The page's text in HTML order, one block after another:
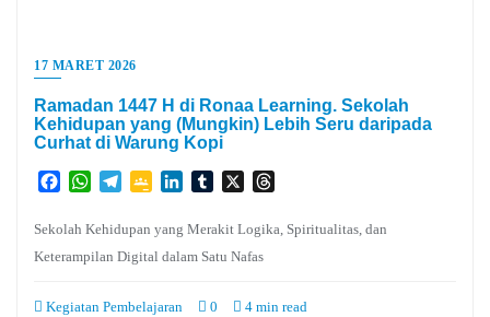
17 MARET 2026
Ramadan 1447 H di Ronaa Learning. Sekolah
Kehidupan yang (Mungkin) Lebih Seru daripada
Curhat di Warung Kopi
FacebookWhatsApp
TelegramGoogleLinkedInTumblr
X
Sekolah Kehidupan yang Merakit Logika, Spiritualitas, dan
Keterampilan Digital dalam Satu Nafas
Kegiatan Pembelajaran 0 4 min read